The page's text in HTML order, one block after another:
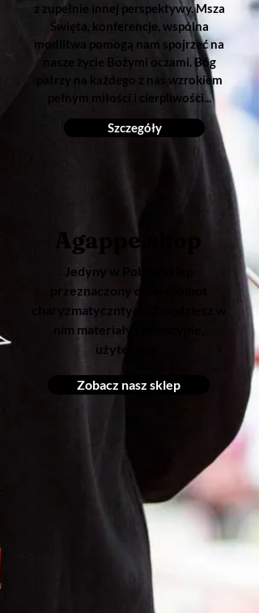
z zupełnie innej perspektywy. Msza
Święta, konferencje, wspólna
modlitwa pomogą nam spojrzeć na
nasze życie Bożymi oczami. Bóg
patrzy na każdego z nas wzrokiem
pełnym miłości i cierpliwości...
Szczegóły
Agappe.shop
Jedyny w Polsce sklep
przeznaczony dla wspólnot
charyzmatyczntych. Znajdziesz w
nim materiały formacyjne,
użyteczne..
Zobacz nasz sklep